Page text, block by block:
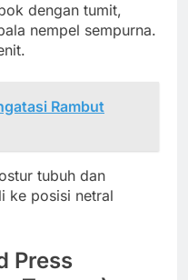
dengan tumit,
nempel sempurna.
Rambut
tubuh dan
ke posisi netral
Press